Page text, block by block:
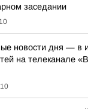
заседании
новости дня — в
на телеканале